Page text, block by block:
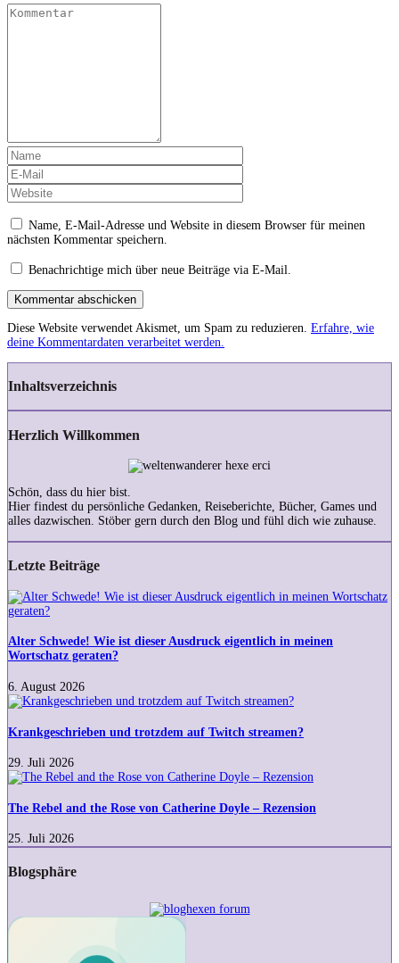
Name, E-Mail-Adresse und Website in diesem Browser für meinen
nächsten Kommentar speichern.
Benachrichtige mich über neue Beiträge via E-Mail.
Kommentar abschicken
Diese Website verwendet Akismet, um Spam zu reduzieren. Erfahre, wie
deine Kommentardaten verarbeitet werden.
Inhaltsverzeichnis
Herzlich Willkommen
Schön, dass du hier bist.
Hier findest du persönliche Gedanken, Reiseberichte, Bücher, Games und
alles dazwischen. Stöber gern durch den Blog und fühl dich wie zuhause.
Letzte Beiträge
Alter
Schwede!
ist
dieser
eigentlich
in
meinen
geraten?
Alter Schwede! Wie ist dieser Ausdruck eigentlich in meinen
Wortschatz geraten?
6. August 2026
Krankgeschrieben
trotzdem
Twitch
streamen?
Krankgeschrieben und trotzdem auf Twitch streamen?
29. Juli 2026
The
and
Rose
von
Doyle
The Rebel and the Rose von Catherine Doyle – Rezension
25. Juli 2026
Blogsphäre